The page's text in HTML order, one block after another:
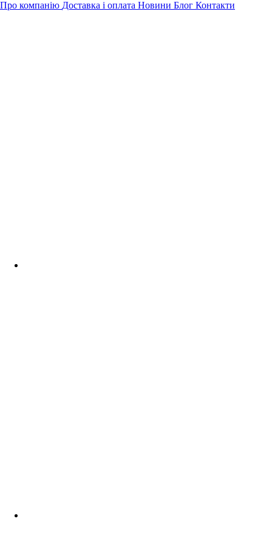
Про компанію Доставка і оплата Новини Блог Контакти